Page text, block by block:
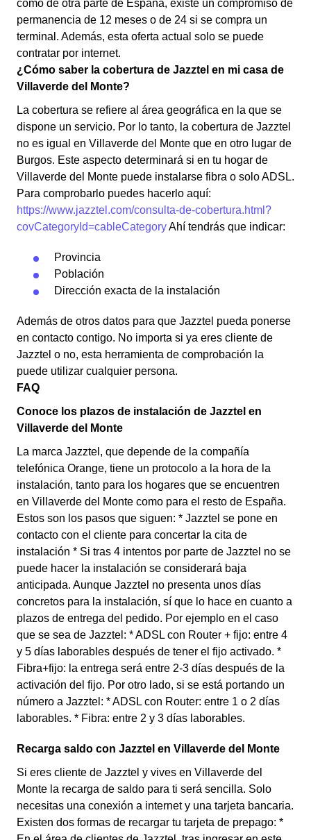
como de otra parte de España, existe un compromiso de
permanencia de 12 meses o de 24 si se compra un
terminal. Además, esta oferta actual solo se puede
contratar por internet.
¿Cómo saber la cobertura de Jazztel en mi casa de
Villaverde del Monte?
La cobertura se refiere al área geográfica en la que se
dispone un servicio. Por lo tanto, la cobertura de Jazztel
no es igual en Villaverde del Monte que en otro lugar de
Burgos. Este aspecto determinará si en tu hogar de
Villaverde del Monte puede instalarse fibra o solo ADSL.
Para comprobarlo puedes hacerlo aquí:
https://www.jazztel.com/consulta-de-cobertura.html?
covCategoryId=cableCategoryAhí tendrás que indicar:
Provincia
Población
Dirección exacta de la instalación
Además de otros datos para que Jazztel pueda ponerse
en contacto contigo. No importa si ya eres cliente de
Jazztel o no, esta herramienta de comprobación la
puede utilizar cualquier persona.
FAQ
Conoce los plazos de instalación de Jazztel en
Villaverde del Monte
La marca Jazztel, que depende de la compañía
telefónica Orange, tiene un protocolo a la hora de la
instalación, tanto para los hogares que se encuentren
en Villaverde del Monte como para el resto de España.
Estos son los pasos que siguen: * Jazztel se pone en
contacto con el cliente para concertar la cita de
instalación * Si tras 4 intentos por parte de Jazztel no se
puede hacer la instalación se considerará baja
anticipada. Aunque Jazztel no presenta unos días
concretos para la instalación, sí que lo hace en cuanto a
plazos de entrega del pedido. Por ejemplo en el caso
que se sea de Jazztel: * ADSL con Router + fijo: entre 4
y 5 días laborables después de tener el fijo activado. *
Fibra+fijo: la entrega será entre 2-3 días después de la
activación del fijo. Por otro lado, si se está portando un
número a Jazztel: * ADSL con Router: entre 1 o 2 días
laborables. * Fibra: entre 2 y 3 días laborables.
Recarga saldo con Jazztel en Villaverde del Monte
Si eres cliente de Jazztel y vives en Villaverde del
Monte la recarga de saldo para ti será sencilla. Solo
necesitas una conexión a internet y una tarjeta bancaria.
Existen dos formas de recargar tu tarjeta de prepago: *